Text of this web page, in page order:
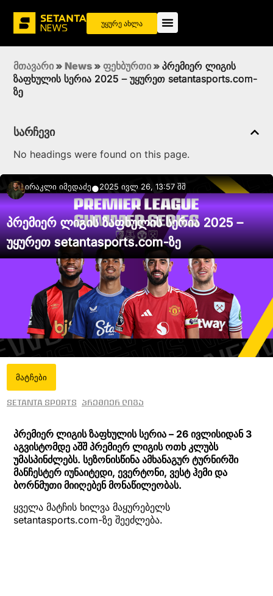
უყურე ახლა
მთავარი » News » ფეხბურთი » პრემიერ ლიგის
ზაფხულის სერია 2025 – უყურეთ setantasports.com-
ზე
სარჩევი
No headings were found on this page.
Ირაკლი Იმედაძე●2025 ივლ 26, 13:57 შშ
პრემიერ ლიგის ზაფხულის სერია 2025 –
უყურეთ setantasports.com-ზე
მატჩები
Setanta Sports პრემიერ ლიგა
პრემიერ ლიგის ზაფხულის სერია – 26 ივლისიდან 3
აგვისტომდე აშშ პრემიერ ლიგის ოთხ კლუბს
უმასპინძლებს. სეზონისწინა ამხანაგურ ტურნირში
მანჩესტერ იუნაიტედი, ევერტონი, ვესტ ჰემი და
ბორნმუთი მიიღებენ მონაწილეობას.
ყველა მატჩის ხილვა მაყურებელს
setantasports.com-ზე შეეძლება.